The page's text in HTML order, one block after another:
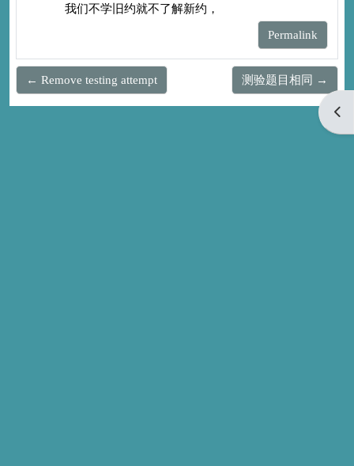
我们不学旧约就不了解新约，
Permalink
← Remove testing attempt 测验题目相同 →